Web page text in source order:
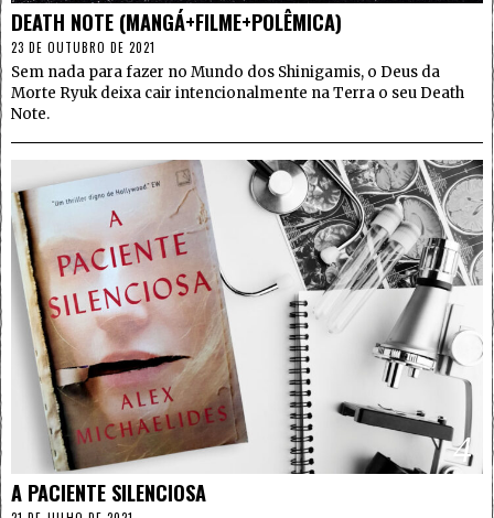
DEATH NOTE (MANGÁ+FILME+POLÊMICA)
23 DE OUTUBRO DE 2021
Sem nada para fazer no Mundo dos Shinigamis, o Deus da
Morte Ryuk deixa cair intencionalmente na Terra o seu Death
Note.
4
A PACIENTE SILENCIOSA